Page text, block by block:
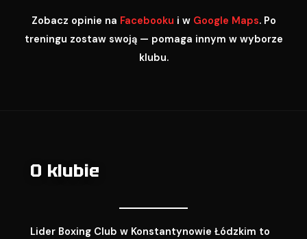
Zobacz opinie na Facebooku i w Google Maps. Po
treningu zostaw swoją — pomaga innym w wyborze
klubu.
O klubie
Lider Boxing Club w Konstantynowie Łódzkim to